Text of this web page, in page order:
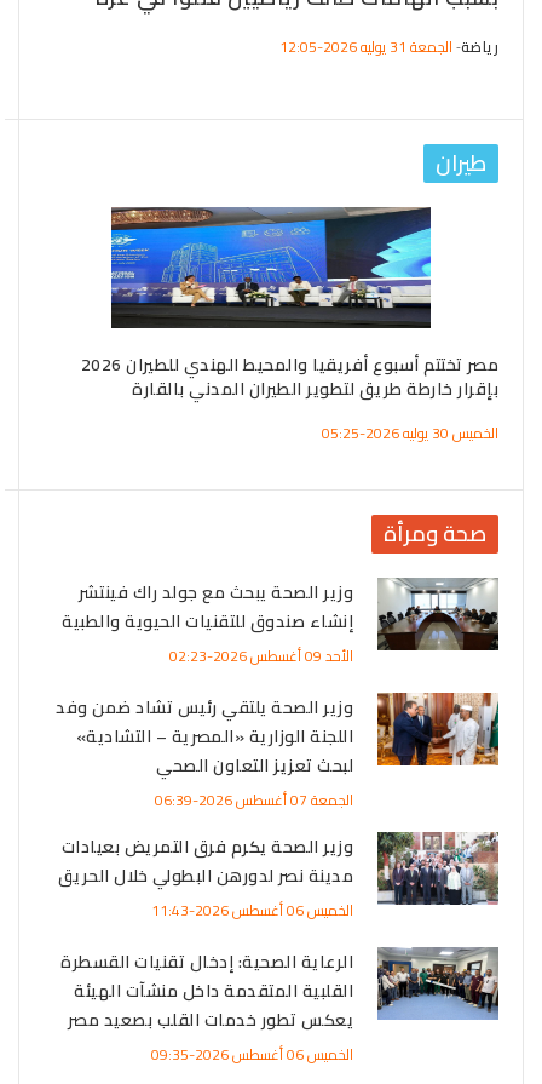
رياضة- الجمعة 31 يوليه 2026-12:05
طيران
مصر تختتم أسبوع أفريقيا والمحيط الهندي للطيران 2026
بإقرار خارطة طريق لتطوير الطيران المدني بالقارة
الخميس 30 يوليه 2026-05:25
صحة ومرأة
وزير الصحة يبحث مع جولد راك فينتشر
إنشاء صندوق للتقنيات الحيوية والطبية
الأحد 09 أغسطس 2026-02:23
وزير الصحة يلتقي رئيس تشاد ضمن وفد
اللجنة الوزارية «المصرية – التشادية»
لبحث تعزيز التعاون الصحي
الجمعة 07 أغسطس 2026-06:39
وزير الصحة يكرم فرق التمريض بعيادات
مدينة نصر لدورهن البطولي خلال الحريق
الخميس 06 أغسطس 2026-11:43
الرعاية الصحية: إدخال تقنيات القسطرة
القلبية المتقدمة داخل منشآت الهيئة
يعكس تطور خدمات القلب بصعيد مصر
الخميس 06 أغسطس 2026-09:35